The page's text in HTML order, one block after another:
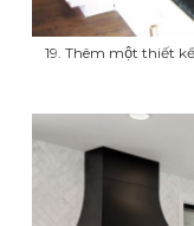
19. Thêm một thiết